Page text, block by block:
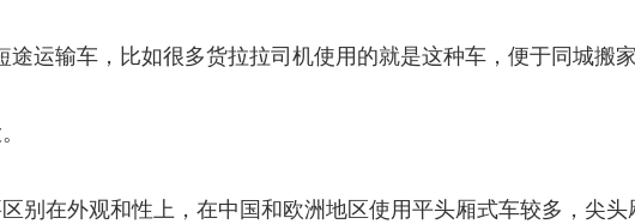
运输车，比如很多货拉拉司机使用的就是这种车，便于同城搬家
别在外观和性上，在中国和欧洲地区使用平头厢式车较多，尖头